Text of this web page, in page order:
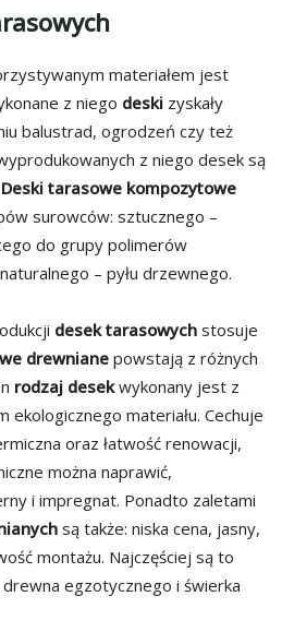
materiałem jest
z niego deski zyskały
balustrad, ogrodzeń czy też
z niego desek są
Deski tarasowe kompozytowe
surowców: sztucznego –
do grupy polimerów
– pyłu drzewnego.
desek tarasowych stosuje
drewniane powstają z różnych
rodzaj desekwykonany jest z
ekologicznego materiału. Cechuje
oraz łatwość renowacji,
można naprawić,
i impregnat. Ponadto zaletami
są także: niska cena, jasny,
montażu. Najczęściej są to
egzotycznego i świerka